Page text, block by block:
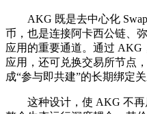
AKG 既是去中心化
币，也是连接阿卡西公链、
应用的重要通道。通过 AKG
应用，还可兑换交易所节点
成“参与即共建”的长期绑定关
这种设计，使 AKG 不